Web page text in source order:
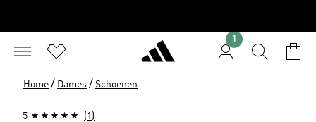
1
Home / Dames / Schoenen
5 (1)